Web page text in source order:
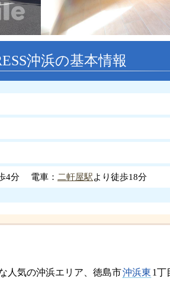
沖浜の基本情報
4分 電車： 二軒屋駅より徒歩18分
人気の沖浜エリア、徳島市沖浜東 1丁